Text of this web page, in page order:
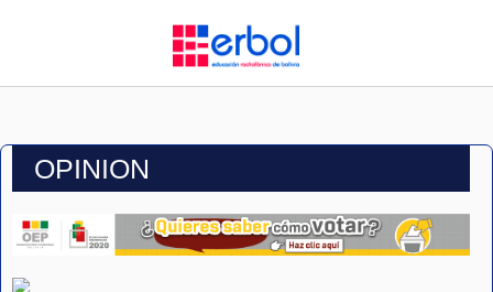
OPINION